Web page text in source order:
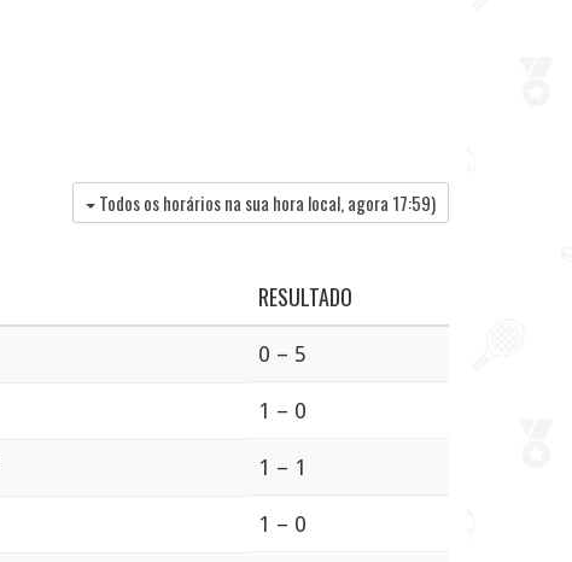
Todos os horários na sua hora local, agora 17:59)
RESULTADO
0 – 5
1 – 0
1 – 1
1 – 0